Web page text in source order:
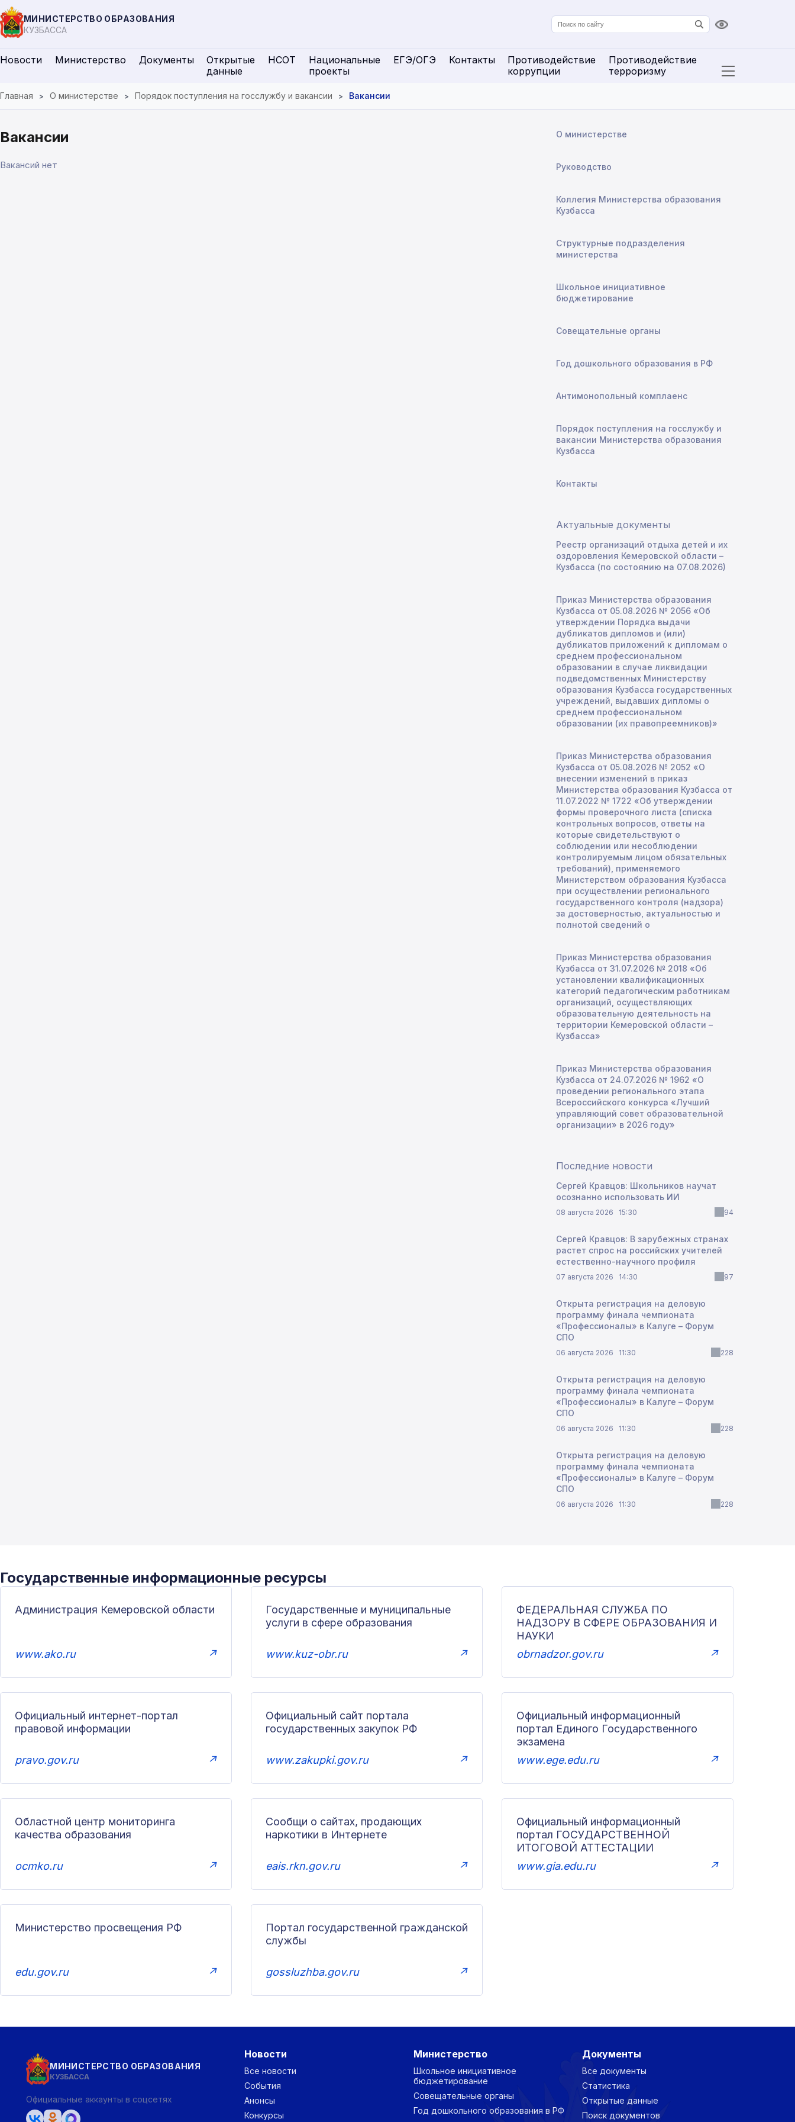
МИНИСТЕРСТВО ОБРАЗОВАНИЯ
КУЗБАССА
Версия для
Новости Министерство Документы
Открытые
данные
НСОТ
Национальные
проекты
ЕГЭ/ОГЭ Контакты
Противодействие
коррупции
Противодействие
терроризму
Открыть
Главная О министерстве Порядок поступления на госслужбу и вакансии Вакансии
Вакансии
Вакансий нет
О министерстве
Руководство
Коллегия Министерства образования
Кузбасса
Структурные подразделения
министерства
Школьное инициативное
бюджетирование
Совещательные органы
Год дошкольного образования в РФ
Антимонопольный комплаенс
Порядок поступления на госслужбу и
вакансии Министерства образования
Кузбасса
Контакты
Актуальные документы
Реестр организаций отдыха детей и их
оздоровления Кемеровской области –
Кузбасса (по состоянию на 07.08.2026)
Приказ Министерства образования
Кузбасса от 05.08.2026 № 2056 «Об
утверждении Порядка выдачи
дубликатов дипломов и (или)
дубликатов приложений к дипломам о
среднем профессиональном
образовании в случае ликвидации
подведомственных Министерству
образования Кузбасса государственных
учреждений, выдавших дипломы о
среднем профессиональном
образовании (их правопреемников)»
Приказ Министерства образования
Кузбасса от 05.08.2026 № 2052 «О
внесении изменений в приказ
Министерства образования Кузбасса от
11.07.2022 № 1722 «Об утверждении
формы проверочного листа (списка
контрольных вопросов, ответы на
которые свидетельствуют о
соблюдении или несоблюдении
контролируемым лицом обязательных
требований), применяемого
Министерством образования Кузбасса
при осуществлении регионального
государственного контроля (надзора)
за достоверностью, актуальностью и
полнотой сведений о
Приказ Министерства образования
Кузбасса от 31.07.2026 № 2018 «Об
установлении квалификационных
категорий педагогическим работникам
организаций, осуществляющих
образовательную деятельность на
территории Кемеровской области –
Кузбасса»
Приказ Министерства образования
Кузбасса от 24.07.2026 № 1962 «О
проведении регионального этапа
Всероссийского конкурса «Лучший
управляющий совет образовательной
организации» в 2026 году»
Последние новости
Сергей Кравцов: Школьников научат
осознанно использовать ИИ
08 августа 2026 15:30 94
Сергей Кравцов: В зарубежных странах
растет спрос на российских учителей
естественно-научного профиля
07 августа 2026 14:30 97
Открыта регистрация на деловую
программу финала чемпионата
«Профессионалы» в Калуге – Форум
СПО
06 августа 2026 11:30 228
Открыта регистрация на деловую
программу финала чемпионата
«Профессионалы» в Калуге – Форум
СПО
06 августа 2026 11:30 228
Открыта регистрация на деловую
программу финала чемпионата
«Профессионалы» в Калуге – Форум
СПО
06 августа 2026 11:30 228
Государственные информационные ресурсы
Администрация Кемеровской области
www.ako.ru ↗
Государственные и муниципальные
услуги в сфере образования
www.kuz-obr.ru ↗
ФЕДЕРАЛЬНАЯ СЛУЖБА ПО
НАДЗОРУ В СФЕРЕ ОБРАЗОВАНИЯ И
НАУКИ
obrnadzor.gov.ru
↗
Официальный интернет-портал
правовой информации
pravo.gov.ru ↗
Официальный сайт портала
государственных закупок РФ
www.zakupki.gov.ru ↗
Официальный информационный
портал Единого Государственного
экзамена
www.ege.edu.ru
↗
Областной центр мониторинга
качества образования
ocmko.ru ↗
Сообщи о сайтах, продающих
наркотики в Интернете
eais.rkn.gov.ru ↗
Официальный информационный
портал ГОСУДАРСТВЕННОЙ
ИТОГОВОЙ АТТЕСТАЦИИ
www.gia.edu.ru
↗
Министерство просвещения РФ
edu.gov.ru ↗
Портал государственной гражданской
службы
gossluzhba.gov.ru ↗
МИНИСТЕРСТВО ОБРАЗОВАНИЯ
КУЗБАССА
Официальные аккаунты в соцсетях
Новости
Все новости
События
Анонсы
Конкурсы
Министерство
Школьное инициативное
бюджетирование
Совещательные органы
Год дошкольного образования в РФ
Документы
Все документы
Статистика
Открытые данные
Поиск документов